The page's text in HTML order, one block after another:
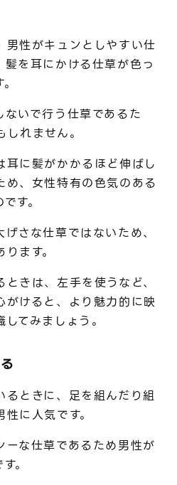
性がキュンとしやすい仕
を耳にかける仕草が色っ
いで行う仕草であるた
れません。
耳に髪がかかるほど伸ばし
め、女性特有の色気のある
す。
さな仕草ではないため、
ます。
きは、左手を使うなど、
けると、より魅力的に映
てみましょう。
ときに、足を組んだり組
に人気です。
ーな仕草であるため男性が
。